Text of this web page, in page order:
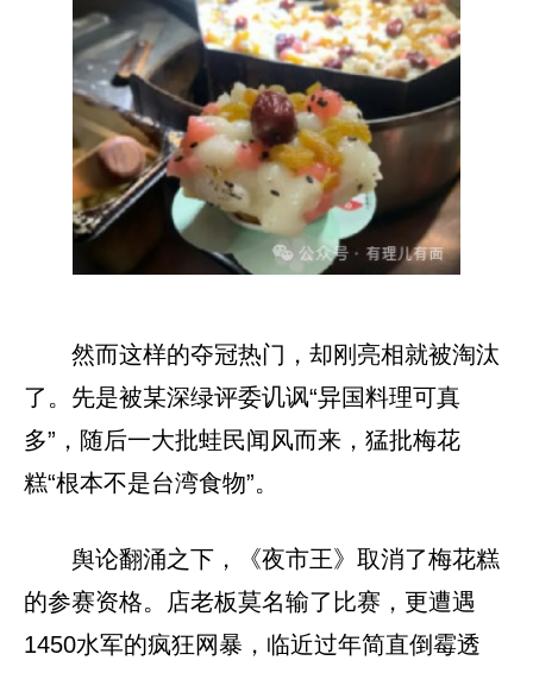
然而这样的夺冠热门，却刚亮相就被淘汰
了。先是被某深绿评委讥讽“异国料理可真
多”，随后一大批蛙民闻风而来，猛批梅花
糕“根本不是台湾食物”。
舆论翻涌之下，《夜市王》取消了梅花糕
的参赛资格。店老板莫名输了比赛，更遭遇
1450水军的疯狂网暴，临近过年简直倒霉透